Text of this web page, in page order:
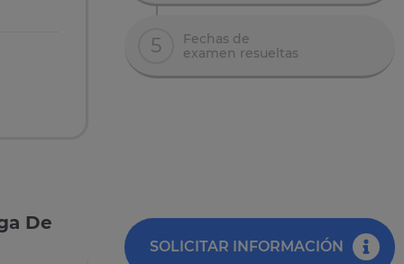
De
5
Fechas de
examen resueltas
SOLICITAR INFORMACIÓN